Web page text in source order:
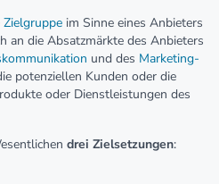
Zielgruppe im Sinne eines Anbieters
an die Absatzmärkte des Anbieters
und des Marketing-
potenziellen Kunden oder die
oder Dienstleistungen des
drei Zielsetzungen: